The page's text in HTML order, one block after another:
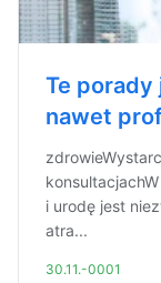
Te porady
nawet
i urodę jest
atra...
30.11.-0001